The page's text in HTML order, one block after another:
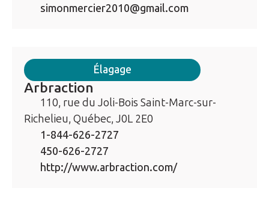
simonmercier2010@gmail.com
Élagage
Arbraction
110, rue du Joli-Bois Saint-Marc-sur-
Richelieu, Québec, J0L 2E0
1-844-626-2727
450-626-2727
http://www.arbraction.com/